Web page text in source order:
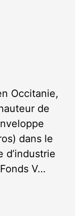
Occitanie,
de
dans le
d’industrie
V…